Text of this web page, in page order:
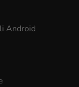
Android